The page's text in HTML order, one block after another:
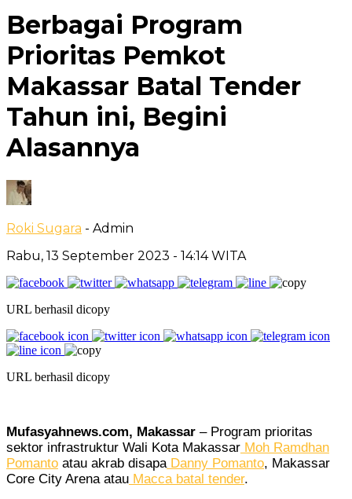
Berbagai Program
Prioritas Pemkot
Makassar Batal Tender
Tahun ini, Begini
Alasannya
Roki Sugara - Admin
Rabu, 13 September 2023 - 14:14 WITA
URL berhasil dicopy
URL berhasil dicopy
Mufasyahnews.com, Makassar – Program prioritas
sektor infrastruktur Wali Kota Makassar Moh Ramdhan
Pomanto atau akrab disapaDanny Pomanto, Makassar
Core City Arena atau Maccabatal tender.